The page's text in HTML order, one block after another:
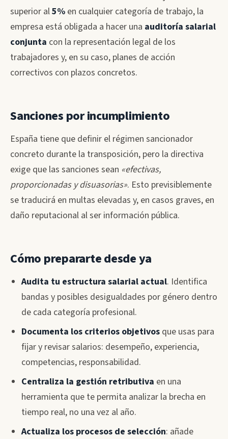
superior al5% en cualquier categoría de trabajo, la
empresa está obligada a hacer una auditoría salarial
conjunta con la representación legal de los
trabajadores y, en su caso, planes de acción
correctivos con plazos concretos.
Sanciones por incumplimiento
España tiene que definir el régimen sancionador
concreto durante la transposición, pero la directiva
exige que las sanciones sean «efectivas,
proporcionadas y disuasorias». Esto previsiblemente
se traducirá en multas elevadas y, en casos graves, en
daño reputacional al ser información pública.
Cómo prepararte desde ya
Audita tu estructura salarial actual. Identifica
bandas y posibles desigualdades por género dentro
de cada categoría profesional.
Documenta los criterios objetivos que usas para
fijar y revisar salarios: desempeño, experiencia,
competencias, responsabilidad.
Centraliza la gestión retributiva en una
herramienta que te permita analizar la brecha en
tiempo real, no una vez al año.
Actualiza los procesos de selección: añade